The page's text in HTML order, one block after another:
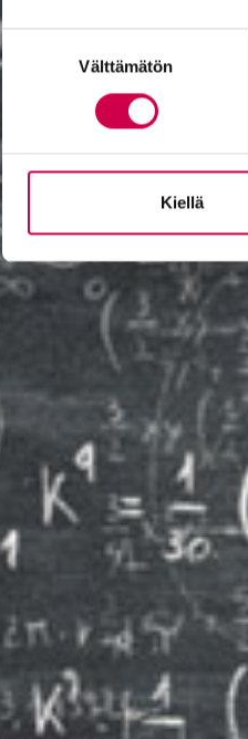
Suostumuksen
valinta
Välttämätön
Kiellä